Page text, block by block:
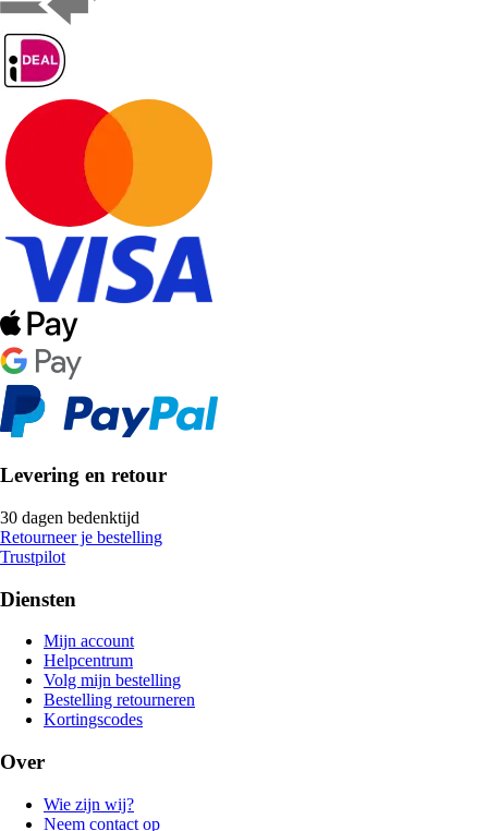
Levering en retour
30 dagen bedenktijd
Retourneer je bestelling
Trustpilot
Diensten
Mijn account
Helpcentrum
Volg mijn bestelling
Bestelling retourneren
Kortingscodes
Over
Wie zijn wij?
Neem contact op